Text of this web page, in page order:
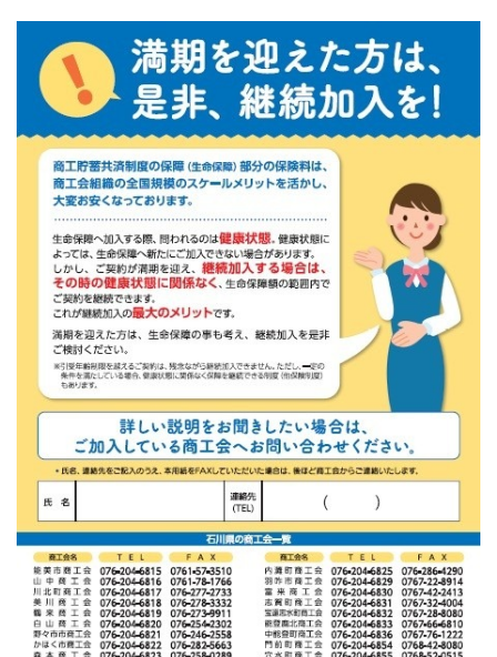
商工会のサービス
経理・記帳代行
[商工会員限定]初期費用も月額料金も0円!「グーペ」な
ら、ホームページが無料で作れます。
メリットがいっぱい、労働保険事務
商工会が扱う検定
全国商工会珠算検定試験
リテールマーケティング（販売士）検定試験
石川県内の商工会の支援事例
行きます・聞きます・提案します そして伴走します～
商工会の支援事例～
会報「商工かが．のと」